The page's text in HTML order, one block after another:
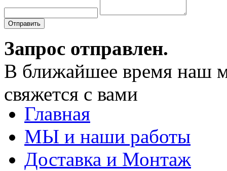
Отправить
Запрос отправлен.
В ближайшее время наш
свяжется с вами
Главная
МЫ и наши работы
Доставка и Монтаж